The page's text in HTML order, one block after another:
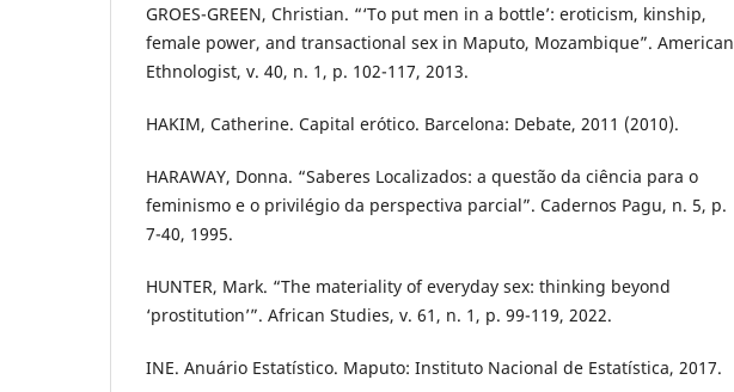
GROES-GREEN, Christian. “‘To put men in a bottle’: eroticism, kinship,
female power, and transactional sex in Maputo, Mozambique”. American
Ethnologist, v. 40, n. 1, p. 102-117, 2013.
HAKIM, Catherine. Capital erótico. Barcelona: Debate, 2011 (2010).
HARAWAY, Donna. “Saberes Localizados: a questão da ciência para o
feminismo e o privilégio da perspectiva parcial”. Cadernos Pagu, n. 5, p.
7-40, 1995.
HUNTER, Mark. “The materiality of everyday sex: thinking beyond
‘prostitution’”. African Studies, v. 61, n. 1, p. 99-119, 2022.
INE. Anuário Estatístico. Maputo: Instituto Nacional de Estatística, 2017.